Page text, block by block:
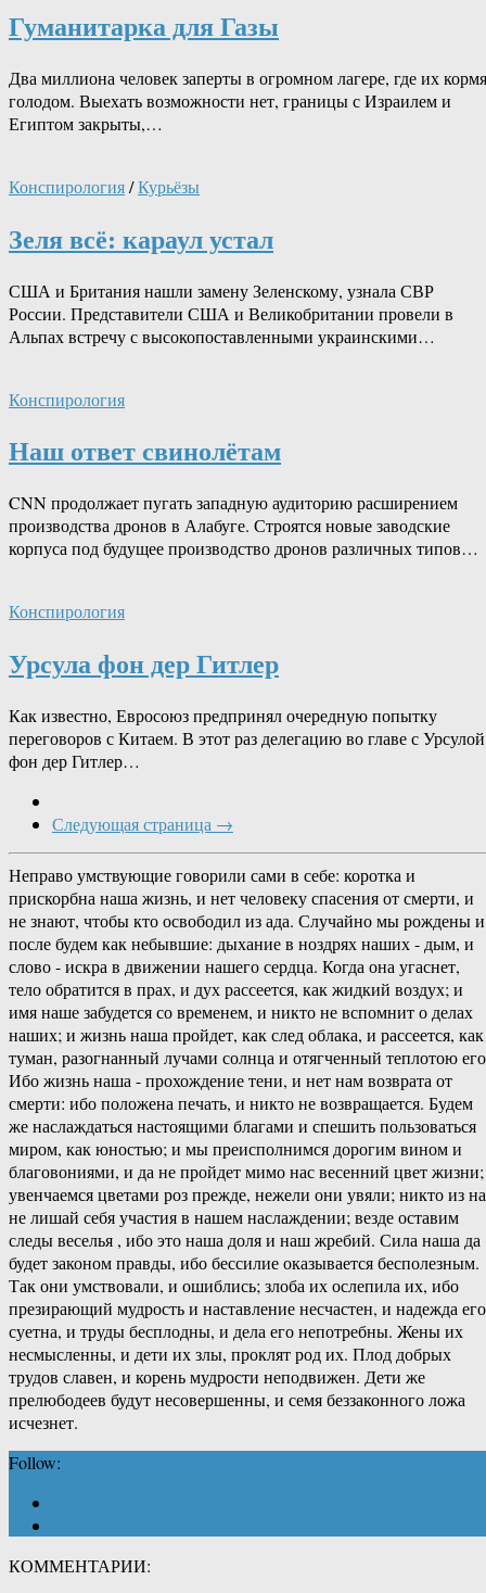
Гуманитарка для Газы
Два миллиона человек заперты в огромном лагере, где их
голодом. Выехать возможности нет, границы с Израилем и
Египтом закрыты,…
Конспирология/Курьёзы
Зеля всё: караул устал
США и Британия нашли замену Зеленскому, узнала СВР
России. Представители США и Великобритании провели в
Альпах встречу с высокопоставленными украинскими…
Конспирология
Наш ответ свинолётам
CNN продолжает пугать западную аудиторию расширением
производства дронов в Алабуге. Строятся новые заводские
корпуса под будущее производство дронов различных типов…
Конспирология
Урсула фон дер Гитлер
Как известно, Евросоюз предпринял очередную попытку
переговоров с Китаем. В этот раз делегацию во главе с Урсулой
фон дер Гитлер…
Следующая страница →
Неправо умствующие говорили сами в себе: коротка и
прискорбна наша жизнь, и нет человеку спасения от смерти, и
не знают, чтобы кто освободил из ада. Случайно мы рождены и
после будем как небывшие: дыхание в ноздрях наших - дым, и
слово - искра в движении нашего сердца. Когда она угаснет,
тело обратится в прах, и дух рассеется, как жидкий воздух; и
имя наше забудется со временем, и никто не вспомнит о делах
наших; и жизнь наша пройдет, как след облака, и рассеется, как
туман, разогнанный лучами солнца и отягченный теплотою
Ибо жизнь наша - прохождение тени, и нет нам возврата от
смерти: ибо положена печать, и никто не возвращается. Будем
же наслаждаться настоящими благами и спешить пользоваться
миром, как юностью; и мы преисполнимся дорогим вином и
благовониями, и да не пройдет мимо нас весенний цвет жизни;
увенчаемся цветами роз прежде, нежели они увяли; никто из
не лишай себя участия в нашем наслаждении; везде оставим
следы веселья , ибо это наша доля и наш жребий. Сила наша да
будет законом правды, ибо бессилие оказывается бесполезным.
Так они умствовали, и ошиблись; злоба их ослепила их, ибо
презирающий мудрость и наставление несчастен, и надежда его
суетна, и труды бесплодны, и дела его непотребны. Жены их
несмысленны, и дети их злы, проклят род их. Плод добрых
трудов славен, и корень мудрости неподвижен. Дети же
прелюбодеев будут несовершенны, и семя беззаконного ложа
исчезнет.
Follow:
КОММЕНТАРИИ: